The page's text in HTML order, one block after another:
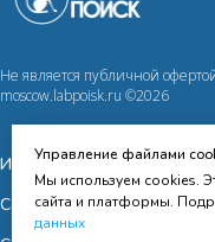
Не является публичной
moscow.labpoisk.ru ©2026
Исследования
Сотрудничество
Управление файлами
Мы используем cookies.
сайта и платформы.
данных